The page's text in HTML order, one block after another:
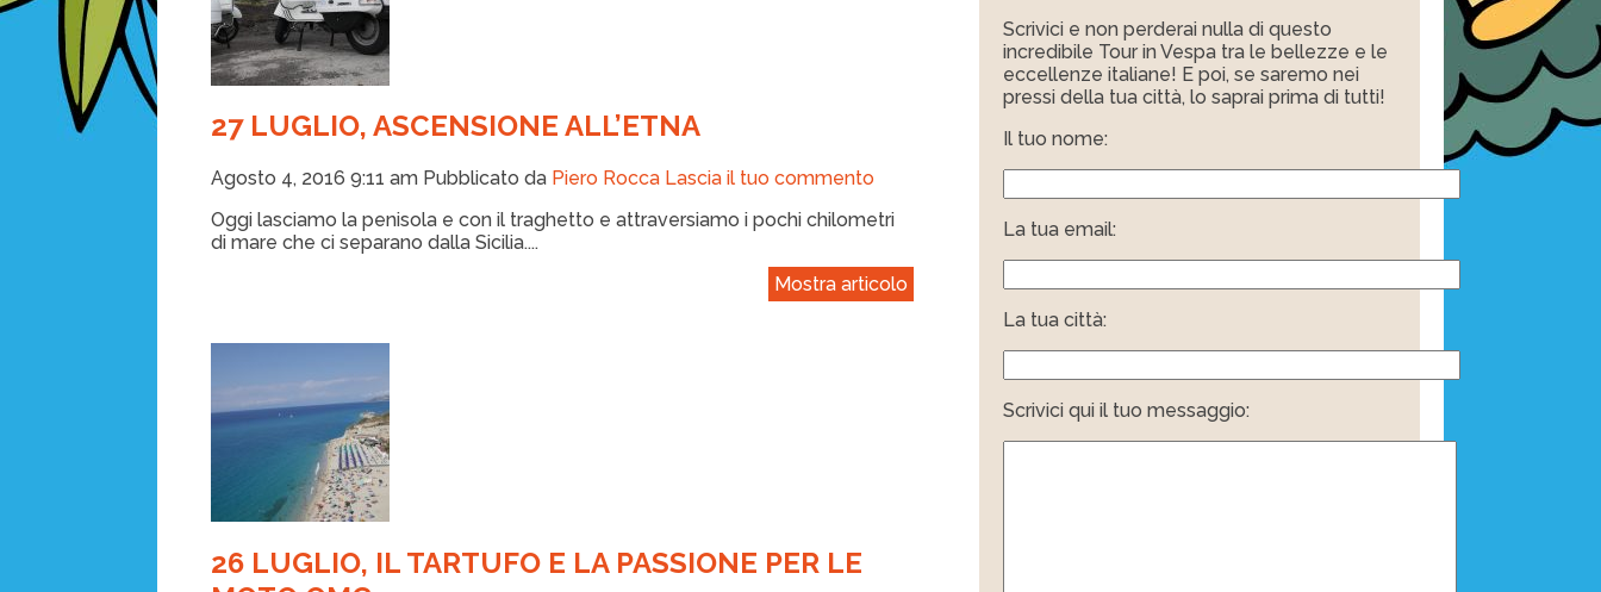
27 LUGLIO, ASCENSIONE ALL’ETNA
Agosto 4, 2016 9:11 am Pubblicato da Piero Rocca Lascia il tuo commento
Oggi lasciamo la penisola e con il traghetto e attraversiamo i pochi chilometri
di mare che ci separano dalla Sicilia....
Mostra articolo
26 LUGLIO, IL TARTUFO E LA PASSIONE PER LE
Scrivici e non perderai nulla di questo
incredibile Tour in Vespa tra le bellezze e le
eccellenze italiane! E poi, se saremo nei
pressi della tua città, lo saprai prima di tutti!
Il tuo nome:
La tua email:
La tua città:
Scrivici qui il tuo messaggio: